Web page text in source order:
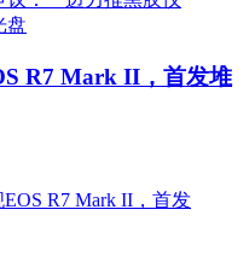
R7 Mark II，首发堆